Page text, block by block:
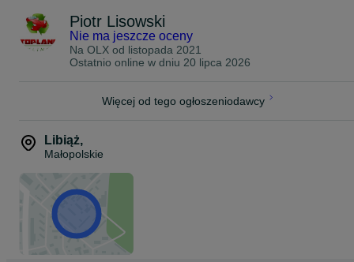
Piotr Lisowski
Nie ma jeszcze oceny
Na OLX od listopada 2021
Ostatnio online w dniu 20 lipca 2026
Więcej od tego ogłoszeniodawcy
Libiąż,
Małopolskie